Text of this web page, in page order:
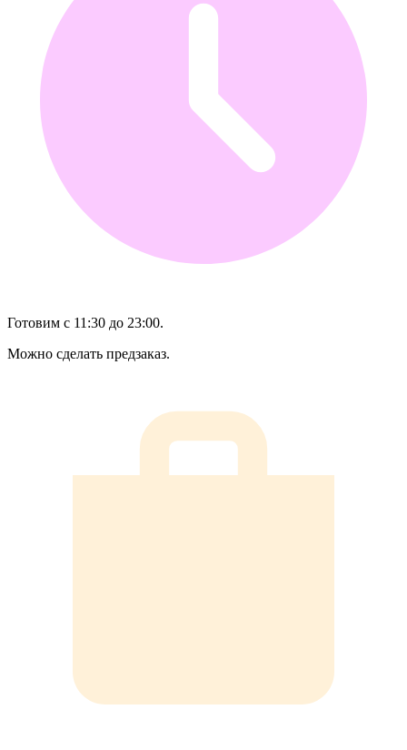
Готовим с 11:30 до 23:00.
Можно сделать предзаказ.